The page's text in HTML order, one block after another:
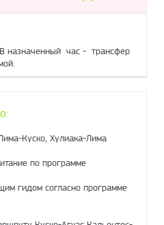
назначенный час - трансфер
Куско, Хулиака-Лима
по программе
гидом согласно программе